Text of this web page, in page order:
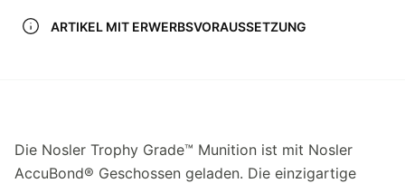
ARTIKEL MIT ERWERBSVORAUSSETZUNG
Die Nosler Trophy Grade™ Munition ist mit Nosler
AccuBond® Geschossen geladen. Die einzigartige